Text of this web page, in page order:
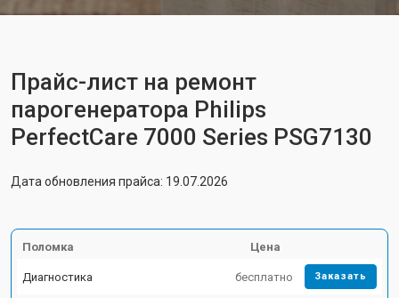
Прайс-лист на ремонт
парогенератора Philips
PerfectCare 7000 Series PSG7130
Дата обновления прайса: 19.07.2026
Поломка Цена
Диагностика бесплатно Заказать